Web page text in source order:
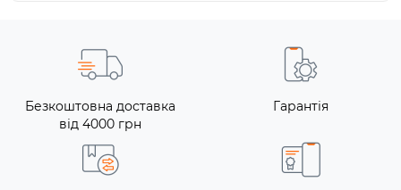
Безкоштовна доставка
від 4000 грн
Гарантія